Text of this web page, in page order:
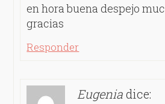
en hora buena despejo
gracias
Responder
Eugenia dice: